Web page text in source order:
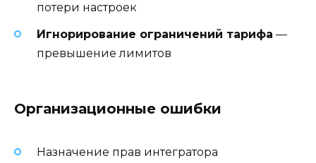
потери настроек
Игнорирование ограничений тарифа —
превышение лимитов
Организационные ошибки
Назначение прав интегратора